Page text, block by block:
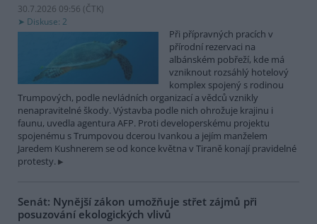
30.7.2026 09:56 (ČTK)
Diskuse: 2
Při přípravných pracích v
přírodní rezervaci na
albánském pobřeží, kde má
vzniknout rozsáhlý hotelový
komplex spojený s rodinou
Trumpových, podle nevládních organizací a vědců vznikly
nenapravitelné škody. Výstavba podle nich ohrožuje krajinu i
faunu, uvedla agentura AFP. Proti developerskému projektu
spojenému s Trumpovou dcerou Ivankou a jejím manželem
Jaredem Kushnerem se od konce května v Tiraně konají pravidelné
protesty.
Senát: Nynější zákon umožňuje střet zájmů při
posuzování ekologických vlivů